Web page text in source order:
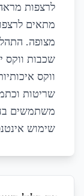
לרצפות
מצופה.
שכבות ווקס
ווקס
שריטות
משתמשים
שימוש